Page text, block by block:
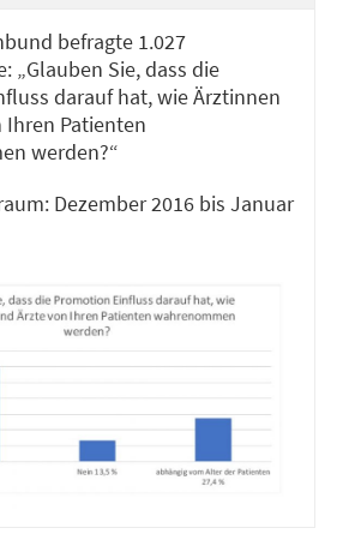
befragte 1.027
„Glauben Sie, dass die
darauf hat, wie Ärztinnen
Ihren Patienten
werden?“
Dezember 2016 bis Januar